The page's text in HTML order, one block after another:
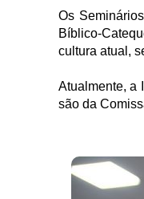
Os
Bíblico-
cultura atual,
Atualmente, a
são da